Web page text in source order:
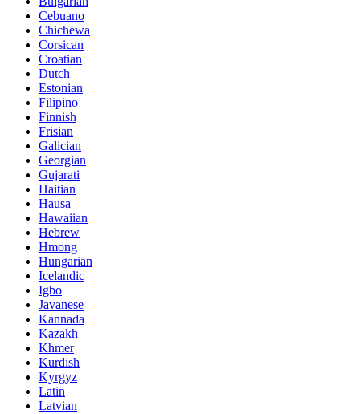
Cebuano
Chichewa
Corsican
Croatian
Dutch
Estonian
Filipino
Finnish
Frisian
Galician
Georgian
Gujarati
Haitian
Hausa
Hawaiian
Hebrew
Hmong
Hungarian
Icelandic
Igbo
Javanese
Kannada
Kazakh
Khmer
Kurdish
Kyrgyz
Latin
Latvian